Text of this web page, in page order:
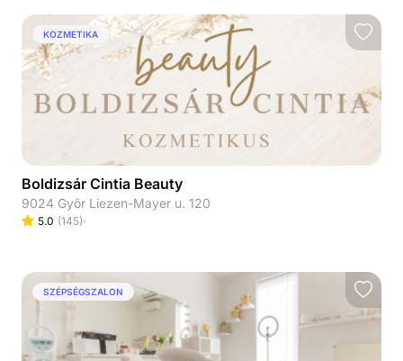
KOZMETIKA
Boldizsár Cintia Beauty
9024 Győr Liezen-Mayer u. 120
5.0 (145)
SZÉPSÉGSZALON